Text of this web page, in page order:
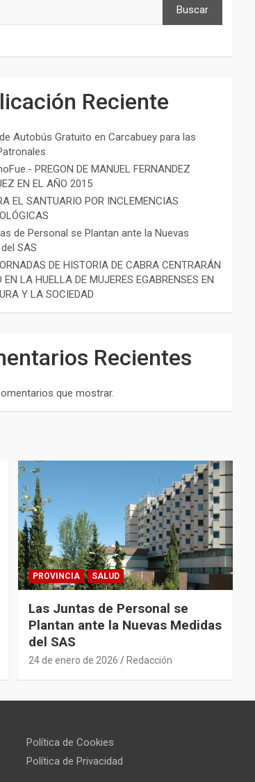
Buscar
Reciente
Autobús Gratuito en Carcabuey para las
PREGON DE MANUEL FERNANDEZ
EN EL AÑO 2015
EL SANTUARIO POR INCLEMENCIAS
de Personal se Plantan ante la Nuevas
SAS
DE HISTORIA DE CABRA CENTRARÁN
EN LA HUELLA DE MUJERES EGABRENSES EN
Y LA SOCIEDAD
Recientes
que mostrar.
PROVINCIA SALUD
Las Juntas de Personal se
Plantan ante la Nuevas Medidas
del SAS
24 de enero de 2026 Redacción
Política de Cookies
Política de Privacidad